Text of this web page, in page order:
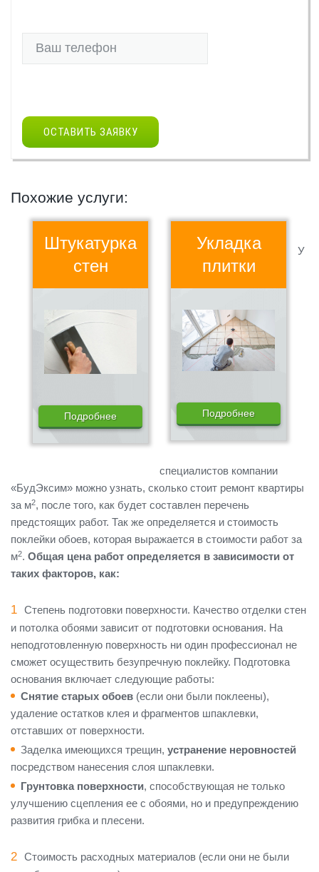
ОСТАВИТЬ ЗАЯВКУ
Похожие услуги:
Штукатурка
стен
Подробнее
Укладка
плитки
Подробнее
У
специалистов компании
«БудЭксим» можно узнать, сколько стоит ремонт квартиры
за м2, после того, как будет составлен перечень
предстоящих работ. Так же определяется и стоимость
поклейки обоев, которая выражается в стоимости работ за
м2. Общая цена работ определяется в зависимости от
таких факторов, как:
Степень подготовки поверхности. Качество отделки стен
и потолка обоями зависит от подготовки основания. На
неподготовленную поверхность ни один профессионал не
сможет осуществить безупречную поклейку. Подготовка
основания включает следующие работы:
Снятие старых обоев (если они были поклеены),
удаление остатков клея и фрагментов шпаклевки,
отставших от поверхности.
Заделка имеющихся трещин, устранение неровностей
посредством нанесения слоя шпаклевки.
Грунтовка поверхности, способствующая не только
улучшению сцепления ее с обоями, но и предупреждению
развития грибка и плесени.
Стоимость расходных материалов (если они не были